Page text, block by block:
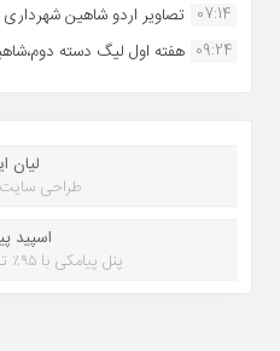
07:14 تصاویر اردو شاهین
09:24 هفته اول لیگ دسته
لیان
طراحی
اسپید
پنل پیامکی با ۹۵٪ تخفیف خرید پنل